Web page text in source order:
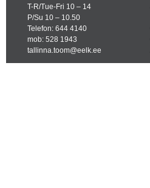
T-R/Tue-Fri 10 – 14
P/Su 10 – 10.50
Telefon: 644 4140
mob: 528 1943
tallinna.toom@eelk.ee